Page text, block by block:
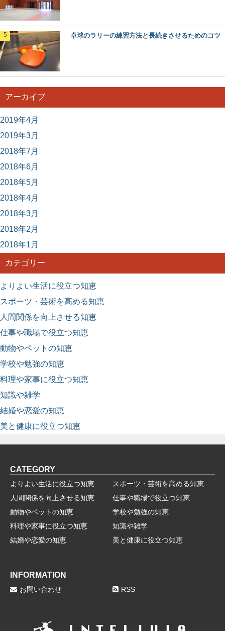
卓球のラリーの練習方法と長続きさせるためのコツ
アーカイブ
2019年4月
2019年3月
2018年7月
2018年6月
2018年5月
2018年4月
2018年3月
2018年2月
2018年1月
カテゴリー
よりよい生活に役立つ知恵
スポーツ・芸術を高める知恵
人間関係を向上させる知恵
仕事や職場で役立つ知恵
動物やペットの知恵
学校や勉強の知恵
料理や家事に役立つ知恵
知識や雑学
結婚や恋愛の知恵
美と健康に役立つ知恵
CATEGORY
よりよい生活に役立つ知恵
スポーツ・芸術を高める知恵
人間関係を向上させる知恵
仕事や職場で役立つ知恵
動物やペットの知恵
学校や勉強の知恵
料理や家事に役立つ知恵
知識や雑学
結婚や恋愛の知恵
美と健康に役立つ知恵
INFORMATION
お問い合わせ RSS